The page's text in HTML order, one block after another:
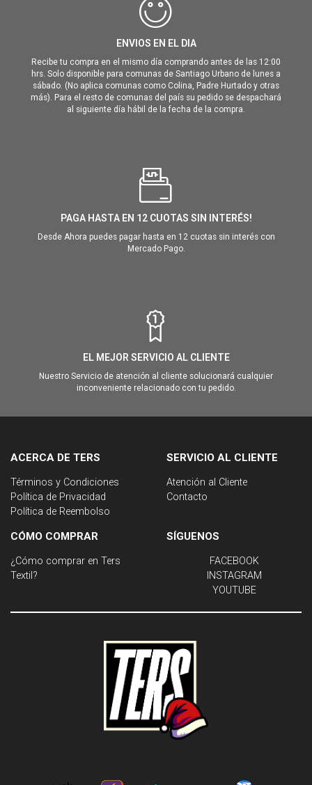
ENVIOS EN EL DIA
Recibe tu compra en el mismo día comprando antes de las 12:00
hrs. Solo disponible para comunas de Santiago Urbano de lunes a
sábado. (No aplica comunas como Colina, Padre Hurtado y otras
más). Para el resto de comunas del país su pedido se despachará
al siguiente día hábil de la fecha de la compra.
PAGA HASTA EN 12 CUOTAS SIN INTERÉS!
Desde Ahora puedes pagar hasta en 12 cuotas sin interés con
Mercado Pago.
EL MEJOR SERVICIO AL CLIENTE
Nuestro Servicio de atención al cliente solucionará cualquier
inconveniente relacionado con tu pedido.
ACERCA DE TERS
Términos y Condiciones
Política de Privacidad
Política de Reembolso
SERVICIO AL CLIENTE
Atención al Cliente
Contacto
CÓMO COMPRAR
¿Cómo comprar en Ters
Textil?
SÍGUENOS
FACEBOOK
INSTAGRAM
YOUTUBE